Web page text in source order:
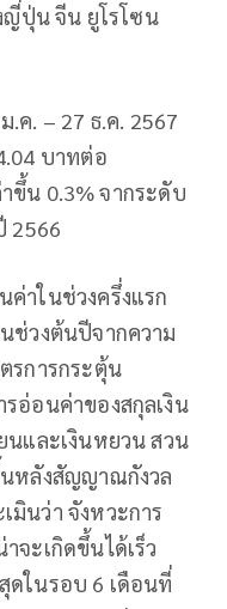
ญี่ปุ่น จีน ยูโรโซน
ค. – 27 ธ.ค. 2567
บาทต่อ
ขึ้น 0.3% จากระดับ
2566
าในช่วงครึ่งแรก
ช่วงต้นปีจากความ
รการกระตุ้น
อ่อนค่าของสกุลเงิน
นและเงินหยวน สวน
นหลังสัญญาณกังวล
มินว่า จังหวะการ
จะเกิดขึ้นได้เร็ว
ดในรอบ 6 เดือนที่